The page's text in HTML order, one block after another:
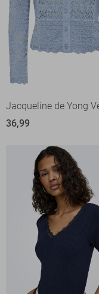
Jacqueline de Yong
36,99